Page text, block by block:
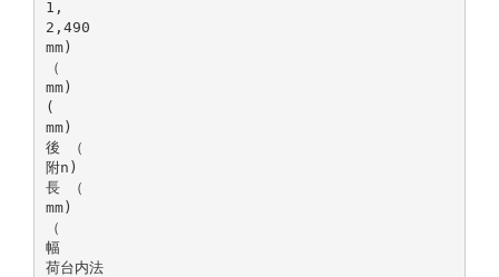
1,
2,490
mm)
（
mm)
(
mm)
後 （
附n)
長 （
mm)
（
幅
荷台内法